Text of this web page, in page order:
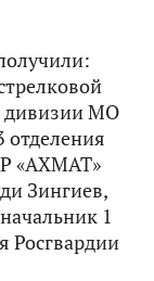
дивизии МО
«АХМАТ»
Зингиев,
1
Росгвардии